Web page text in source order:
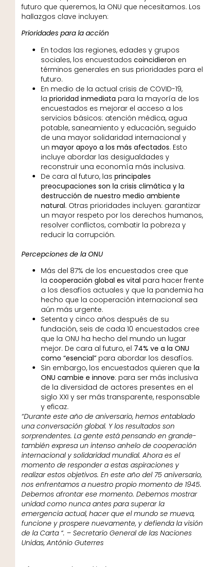
futuro que queremos, la ONU que necesitamos. Los
hallazgos clave incluyen:
Prioridades para la acción
En todas las regiones, edades y grupos
sociales, los encuestados coincidieron en
términos generales en sus prioridades para el
futuro.
En medio de la actual crisis de COVID-19,
la prioridad inmediata para la mayoría de los
encuestados es mejorar el acceso a los
servicios básicos: atención médica, agua
potable, saneamiento y educación, seguido
de una mayor solidaridad internacional y
un mayor apoyo a los más afectados. Esto
incluye abordar las desigualdades y
reconstruir una economía más inclusiva.
De cara al futuro, las principales
preocupaciones son la crisis climática y la
destrucción de nuestro medio ambiente
natural. Otras prioridades incluyen: garantizar
un mayor respeto por los derechos humanos,
resolver conflictos, combatir la pobreza y
reducir la corrupción.
Percepciones de la ONU
Más del 87% de los encuestados cree que
la cooperación global es vital para hacer frente
a los desafíos actuales y que la pandemia ha
hecho que la cooperación internacional sea
aún más urgente.
Setenta y cinco años después de su
fundación, seis de cada 10 encuestados cree
que la ONU ha hecho del mundo un lugar
mejor. De cara al futuro, el 74% ve a la ONU
como “esencial”para abordar los desafíos.
Sin embargo, los encuestados quieren que la
ONU cambie e innove: para ser más inclusiva
de la diversidad de actores presentes en el
siglo XXI y ser más transparente, responsable
y eficaz.
“Durante este año de aniversario, hemos entablado
una conversación global. Y los resultados son
sorprendentes. La gente está pensando en grande-
también expresa un intenso anhelo de cooperación
internacional y solidaridad mundial. Ahora es el
momento de responder a estas aspiraciones y
realizar estos objetivos. En este año del 75 aniversario,
nos enfrentamos a nuestro propio momento de 1945.
Debemos afrontar ese momento. Debemos mostrar
unidad como nunca antes para superar la
emergencia actual, hacer que el mundo se mueva,
funcione y prospere nuevamente, y defienda la visión
de la Carta “. – Secretario General de las Naciones
Unidas, António Guterres